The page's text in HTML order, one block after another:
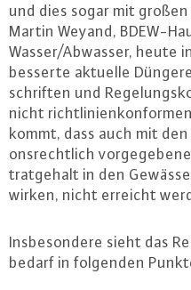
und dies sogar mit
Martin Weyand, BDEW-
Wasser/Abwasser, heute
bes­ser­te aktuelle
schrif­ten und
nicht
kommt, dass auch mit
ons­recht­lich
trat­ge­halt in den
wir­ken, nicht erreicht
Ins­be­son­de­re sieht das
be­darf in folgenden